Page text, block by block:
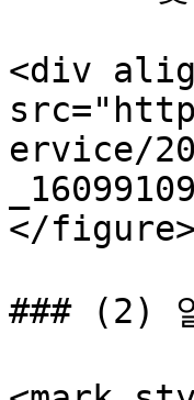
<div
ervice/
</
### (2)